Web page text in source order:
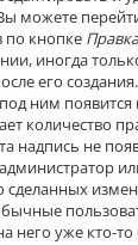
можете
по кнопке Правка
иногда
его
ним
количество
надпись не
сделанных
него уже кто-то